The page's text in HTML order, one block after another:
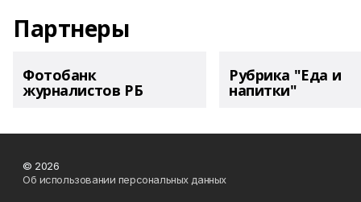
Партнеры
Фотобанк
журналистов РБ
Рубрика "Еда и
напитки"
© 2026
Об использовании персональных данных